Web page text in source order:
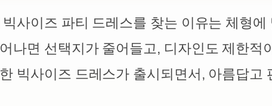
사이즈 파티 드레스를 찾는 이유는 체형
나면 선택지가 줄어들고, 디자인도 제한
빅사이즈 드레스가 출시되면서, 아름답